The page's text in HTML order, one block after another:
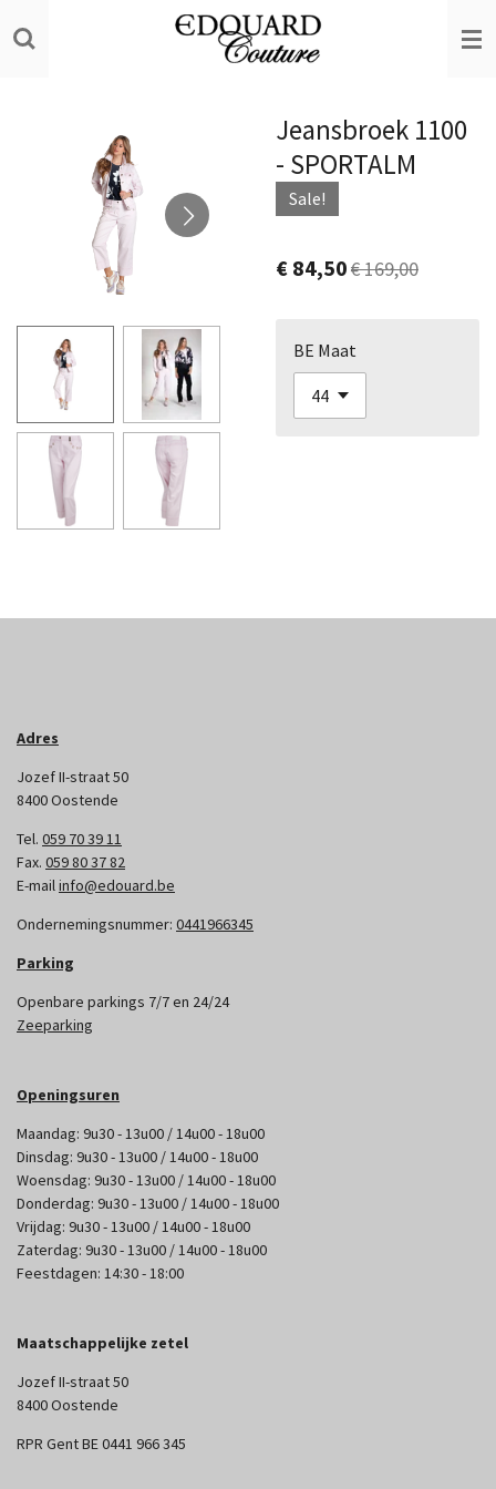
direct
Jeansbroek 1100
- SPORTALM
Sale!
€ 84,50€ 169,00
BE Maat
Adres
Jozef II-straat 50
8400 Oostende
Tel. 059 70 39 11
Fax. 059 80 37 82
E-mailinfo@edouard.be
Ondernemingsnummer: 0441966345
Parking
Openbare parkings 7/7 en 24/24
Zeeparking
Openingsuren
Maandag: 9u30 - 13u00 / 14u00 - 18u00
Dinsdag: 9u30 - 13u00 / 14u00 - 18u00
Woensdag: 9u30 - 13u00 / 14u00 - 18u00
Donderdag: 9u30 - 13u00 / 14u00 - 18u00
Vrijdag: 9u30 - 13u00 / 14u00 - 18u00
Zaterdag: 9u30 - 13u00 / 14u00 - 18u00
Feestdagen: 14:30 - 18:00
Maatschappelijke zetel
Jozef II-straat 50
8400 Oostende
RPR Gent BE 0441 966 345